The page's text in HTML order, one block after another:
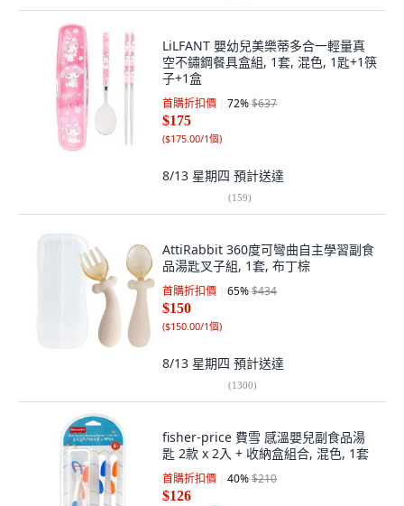
LiLFANT 嬰幼兒美樂蒂多合一輕量真
空不鏽鋼餐具盒組, 1套, 混色, 1匙+1筷
子+1盒
首購折扣價 72%$637
$175
($175.00/1個)
8/13 星期四 預計送達
(159)
AttiRabbit 360度可彎曲自主學習副食
品湯匙叉子組, 1套, 布丁棕
首購折扣價 65%$434
$150
($150.00/1個)
8/13 星期四 預計送達
(1300)
fisher-price 費雪 感溫嬰兒副食品湯
匙 2款 x 2入 + 收納盒組合, 混色, 1套
首購折扣價 40%$210
$126